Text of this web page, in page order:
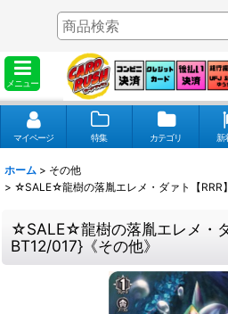
メニュー
マイページ 特集 カテゴリ 新
ホーム > その他
> ☆SALE☆龍樹の落胤エレメ・ダァト【RRR
☆SALE☆龍樹の落胤エレメ・
BT12/017}《その他》